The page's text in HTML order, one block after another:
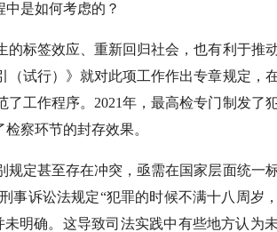
是如何考虑的？
签效应、重新回归社会，也有利于推动
试行）》就对此项工作作出专章规定，
工作程序。2021年，最高检专门制发了
察环节的封存效果。
定甚至存在冲突，亟需在国家层面统一标
事诉讼法规定“犯罪的时候不满十八周岁
明确。这导致司法实践中有些地方认为